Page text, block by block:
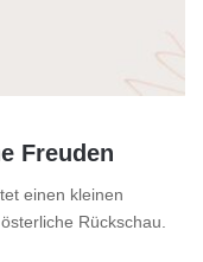
Freuden
einen kleinen
Rückschau.